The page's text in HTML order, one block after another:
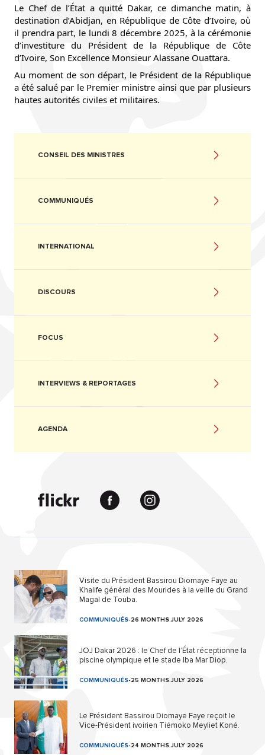
Le Chef de l’État a quitté Dakar, ce dimanche matin, à
destination d’Abidjan, en République de Côte d’Ivoire, où
il prendra part, le lundi 8 décembre 2025, à la cérémonie
d’investiture du Président de la République de Côte
d’Ivoire, Son Excellence Monsieur Alassane Ouattara.
Au moment de son départ, le Président de la République
a été salué par le Premier ministre ainsi que par plusieurs
hautes autorités civiles et militaires.
CONSEIL DES MINISTRES
COMMUNIQUÉS
INTERNATIONAL
DISCOURS
FOCUS
INTERVIEWS & REPORTAGES
AGENDA
Visite du Président Bassirou Diomaye Faye au
Khalife général des Mourides à la veille du Grand
Magal de Touba.
COMMUNIQUÉS-26 MONTHS.JULY 2026
JOJ Dakar 2026 : le Chef de l’État réceptionne la
piscine olympique et le stade Iba Mar Diop.
COMMUNIQUÉS-25 MONTHS.JULY 2026
Le Président Bassirou Diomaye Faye reçoit le
Vice-Président ivoirien Tiémoko Meyliet Koné.
COMMUNIQUÉS-24 MONTHS.JULY 2026